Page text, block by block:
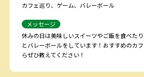
カフェ巡り、ゲーム、バレーボール
メッセージ
休みの日は美味しいスイーツやご飯を食べた
とバレーボールをしています！おすすめのカ
らぜひ教えてください！